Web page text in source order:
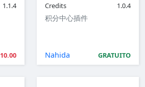
1.1.4
10.00
Credits 1.0.4
积分中心插件
Nahida GRATUITO